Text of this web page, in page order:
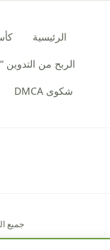
الرئيسية كأس
الربح من
شكوى DMCA
جميع